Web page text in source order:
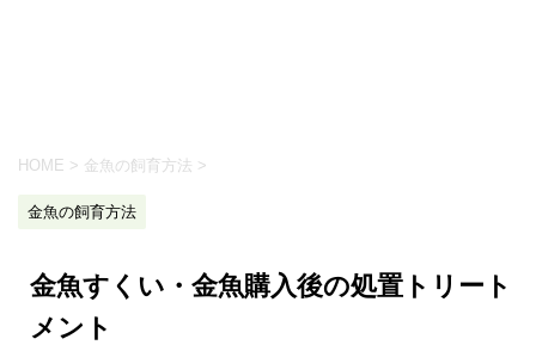
HOME > 金魚の飼育方法 >
金魚の飼育方法
金魚すくい・金魚購入後の処置トリート
メント